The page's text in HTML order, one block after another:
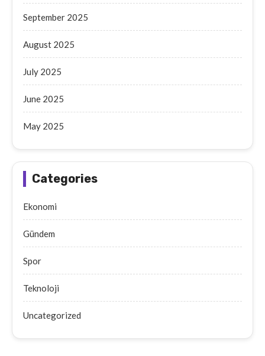
September 2025
August 2025
July 2025
June 2025
May 2025
Categories
Ekonomi
Gündem
Spor
Teknoloji
Uncategorized